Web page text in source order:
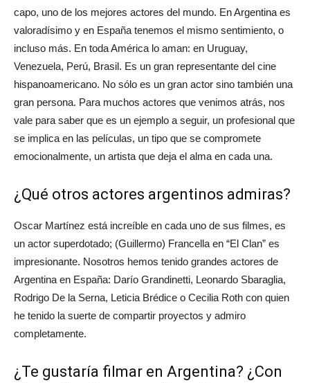
capo, uno de los mejores actores del mundo. En Argentina es
valoradísimo y en España tenemos el mismo sentimiento, o
incluso más. En toda América lo aman: en Uruguay,
Venezuela, Perú, Brasil. Es un gran representante del cine
hispanoamericano. No sólo es un gran actor sino también una
gran persona. Para muchos actores que venimos atrás, nos
vale para saber que es un ejemplo a seguir, un profesional que
se implica en las películas, un tipo que se compromete
emocionalmente, un artista que deja el alma en cada una.
¿Qué otros actores argentinos admiras?
Oscar Martínez está increíble en cada uno de sus filmes, es
un actor superdotado; (Guillermo) Francella en “El Clan” es
impresionante. Nosotros hemos tenido grandes actores de
Argentina en España: Darío Grandinetti, Leonardo Sbaraglia,
Rodrigo De la Serna, Leticia Brédice o Cecilia Roth con quien
he tenido la suerte de compartir proyectos y admiro
completamente.
¿Te gustaría filmar en Argentina? ¿Con